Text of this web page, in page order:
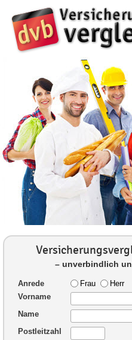
– unverbindlich
Anrede Frau
Herr
Vorname
Name
Postleitzahl